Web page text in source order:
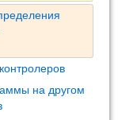
на другом